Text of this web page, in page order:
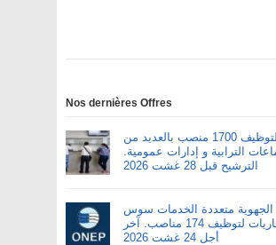
Nos dernières Offres
مباريات لتوظيف 1700 منصب بالعديد من
الترابية و إدارات عمومية.
الترشيح قبل 28 غشت 2026
الجهوية متعددة الخدمات سوس
ماسة : مباريات لتوظيف 174 مناصب. آخر
أجل 24 غشت 2026